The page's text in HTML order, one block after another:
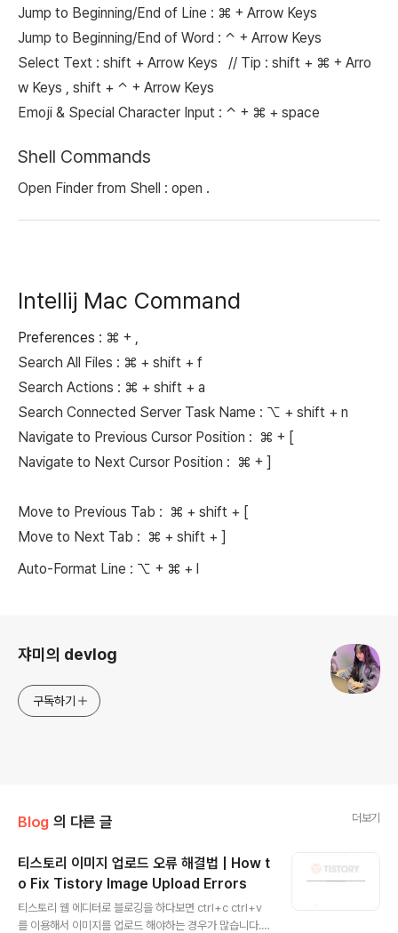
Jump to Beginning/End of Line : ⌘ + Arrow Keys
Jump to Beginning/End of Word : ⌃ + Arrow Keys
Select Text : shift + Arrow Keys // Tip : shift + ⌘ + Arro
w Keys , shift + ⌃ + Arrow Keys
Emoji & Special Character Input : ⌃ + ⌘ + space
Shell Commands
Open Finder from Shell : open .
Intellij Mac Command
Preferences : ⌘ + ,
Search All Files : ⌘ + shift + f
Search Actions : ⌘ + shift + a
Search Connected Server Task Name : ⌥ + shift + n
Navigate to Previous Cursor Position : ⌘ + [
Navigate to Next Cursor Position : ⌘ + ]
Move to Previous Tab : ⌘ + shift + [
Move to Next Tab : ⌘ + shift + ]
Auto-Format Line : ⌥ + ⌘ + l
쟈미의 devlog
구독하기
Blog 의 다른 글 더보기
티스토리 이미지 업로드 오류 해결법 | How t
o Fix Tistory Image Upload Errors
티스토리 웹 에디터로 블로깅을 하다보면 ctrl+c ctrl+v
를 이용해서 이미지를 업로드 해야하는 경우가 많습니다.